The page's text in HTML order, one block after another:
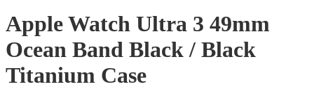
Apple Watch Ultra 3 49mm
Ocean Band Black / Black
Titanium Case